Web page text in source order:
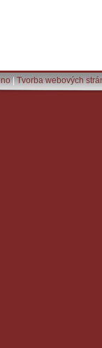
|Tvorba webových